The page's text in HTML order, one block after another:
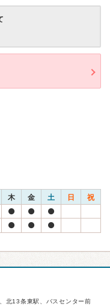
木 金 土 日 祝
北13条東駅、バスセンター前